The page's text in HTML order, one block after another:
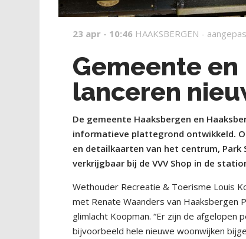
23 apr - 10:46 HAAKSBERGEN -
Gemeente
lanceren
De gemeente Haaksbergen en
informatieve plattegrond ontwikkeld.
en detailkaarten van het centrum, Park
verkrijgbaar bij de VVV Shop in de
Wethouder Recreatie & Toerisme Louis
met Renate Waanders van Haaksbergen
glimlacht Koopman. “Er zijn de
bijvoorbeeld hele nieuwe woonwijken